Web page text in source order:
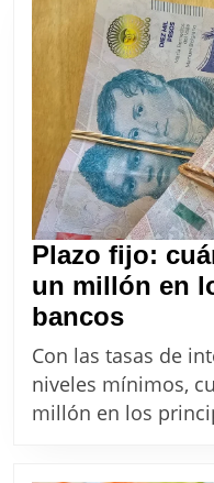
Plazo fijo:
un millón en
bancosPlazo
fijo:
cuánto
rinde
Con las tasas de
niveles mínimos,
millón en los